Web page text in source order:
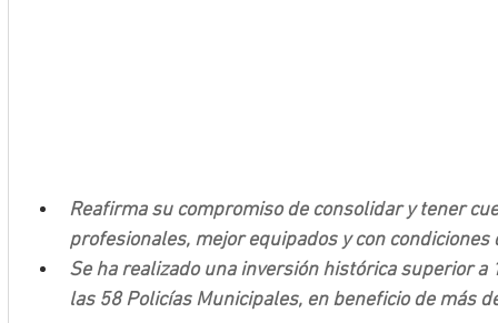
Reafirma su compromiso de consolidar y tener
profesionales, mejor equipados y con condiciones
Se ha realizado una inversión histórica superior
las 58 Policías Municipales, en beneficio de más